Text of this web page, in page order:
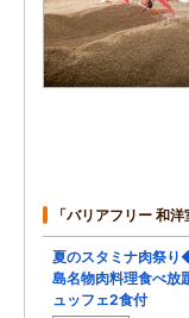
「バリアフリー 和
夏のスタミナ肉祭
島名物肉料理食べ
ュッフェ2食付